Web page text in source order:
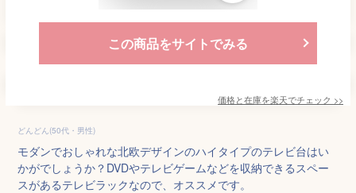
この商品をサイトでみる
価格と在庫を楽天でチェック >>
どんどん(50代・男性)
モダンでおしゃれな北欧デザインのハイタイプのテレビ台はい
かがでしょうか？DVDやテレビゲームなどを収納できるスペー
スがあるテレビラックなので、オススメです。